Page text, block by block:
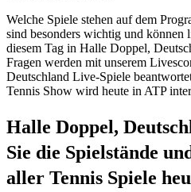
Welche Spiele stehen auf dem
sind besonders wichtig und können
diesem Tag in Halle Doppel,
Fragen werden mit unserem
Deutschland Live-Spiele
Tennis Show wird heute in ATP
Halle Doppel,
Sie die Spielstände
aller Tennis Spiele